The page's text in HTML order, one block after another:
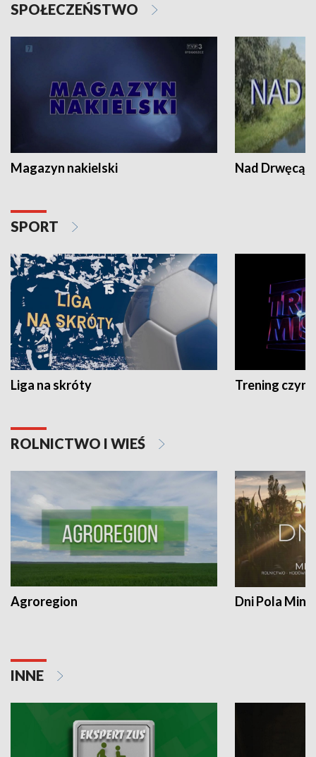
SPOŁECZEŃSTWO
Magazyn nakielski Nad Drwęcą
SPORT
Liga na skróty Trening czyni
ROLNICTWO I WIEŚ
Agroregion Dni Pola
INNE